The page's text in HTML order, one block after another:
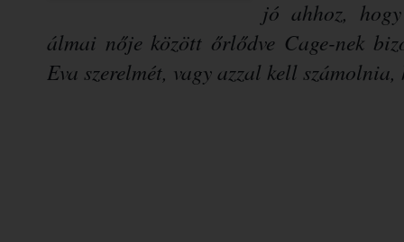
jó ahhoz,
álmai nője között őrlődve Cage-nek
Eva szerelmét, vagy azzal kell